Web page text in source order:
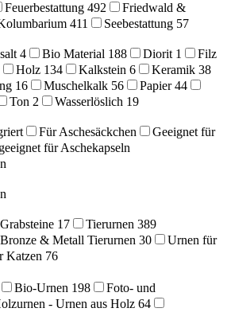
Feuerbestattung 492
Friedwald &
411 Seebestattung 57
4 Bio Material 188 Diorit 1
Filz
Holz 134 Kalkstein 6 Keramik 38
16 Muschelkalk 56 Papier44
Ton 2 Wasserlöslich 19
Für Aschesäckchen
Geeignet für
für Aschekapseln
Grabsteine 17 Tierurnen 389
Bronze & Metall Tierurnen 30
Urnen für
Katzen 76
Bio-Urnen 198
Foto- und
- Urnen aus Holz 64